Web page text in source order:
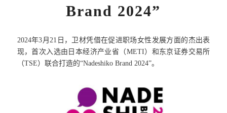
Brand 2024”
2024年3月21日，卫材凭借在促进职场女性发展方面的杰出表
现，首次入选由日本经济产业省（METI）和东京证券交易所
（TSE）联合打造的“Nadeshiko Brand 2024”。